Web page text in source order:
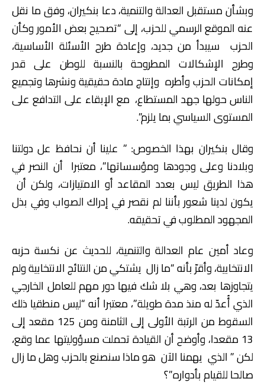
وبشأن مستقبل العدالة والتنمية، دعا بنكيران، وفق ما نقل
عنه الموقع الرسمي للحزب، إلى “تصحيح بعض الأمور وكأن
الحزب سيبدأ من جديد، وإعادة طرح الأسئلة الأساسية،
وطرح الإشكالات المطروحة بالنسبة للوطن على قدر
إمكانات الحزب وأطره وإنتاج مادة حقيقية ونشرها وتجميع
الناس حولها جهد المستطاع، مع الإبقاء على التدافع على
المستوى السياسي بما يلزم”.
وقال بنكيران بهذا الخصوص: ” علينا أن نحافظ عل دولتنا
وبلادنا وعلى وجودها ومؤسساتها”، معتبرا أن النصر في
هذا الطريق ليس بعدد المقاعد أو الامتيازات، ولكن أن
يكون لدينا شعور بأننا لم نقصر في إدراك الصواب وفي بذل
المجهود المطلوب في تحقيقه.
وعاد أمين عام العدالة والتنمية، للحديث عن نكسة حزبه
الانتخابية، وأقرّ بأنه “ما زال يشتكي من النتائج الانتخابية ولم
يتجاوزها بعد، وهي بلا شك فيها دور مهم للعامل الخارجي
الذي أُعدّ له منذ مدة طويلة”، معتبرا أنه “ليس منطقيا ذلك
السقوط من الرتبة الأولى إلى الثامنة ومن 125 مقعد إلى
13 مقعدا، وأوضح أن القيادة تحملت مسؤوليتها عما وقع،
لكن ” الذي يهمنا الآن هو ماذا سنصنع بالحزب وهل ما زال
صالحا للقيام بأدواره”؟